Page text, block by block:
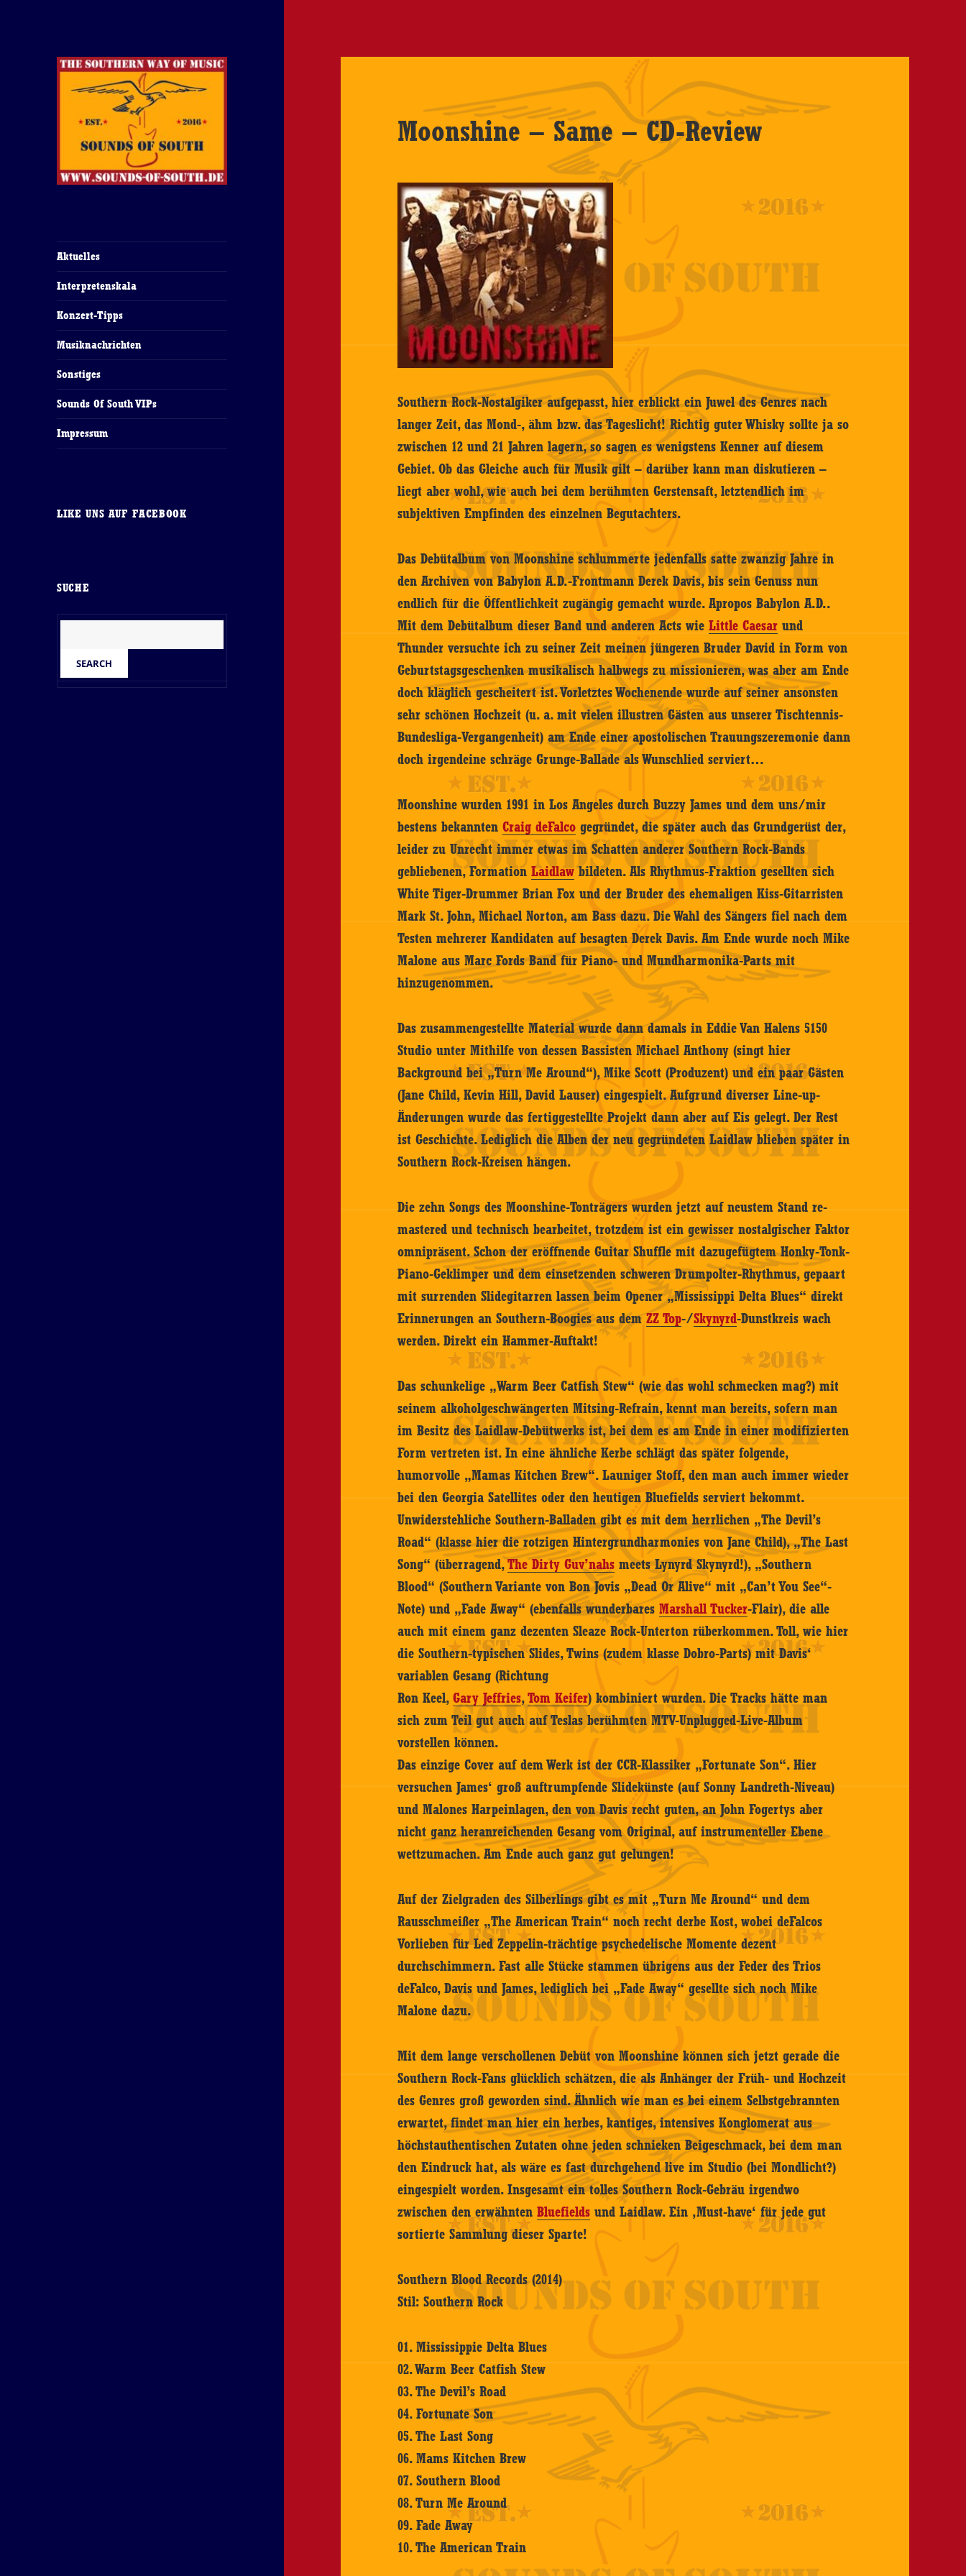
Aktuelles
Interpretenskala
Konzert-Tipps
Musiknachrichten
Sonstiges
Sounds Of South VIPs
Impressum
LIKE UNS AUF FACEBOOK
SUCHE
Moonshine – Same – CD-Review
Southern Rock-Nostalgiker aufgepasst, hier erblickt ein Juwel des Genres nach
langer Zeit, das Mond-, ähm bzw. das Tageslicht! Richtig guter Whisky sollte ja so
zwischen 12 und 21 Jahren lagern, so sagen es wenigstens Kenner auf diesem
Gebiet. Ob das Gleiche auch für Musik gilt – darüber kann man diskutieren –
liegt aber wohl, wie auch bei dem berühmten Gerstensaft, letztendlich im
subjektiven Empfinden des einzelnen Begutachters.
Das Debütalbum von Moonshine schlummerte jedenfalls satte zwanzig Jahre in
den Archiven von Babylon A.D.-Frontmann Derek Davis, bis sein Genuss nun
endlich für die Öffentlichkeit zugängig gemacht wurde. Apropos Babylon A.D..
Mit dem Debütalbum dieser Band und anderen Acts wieLittle Caesar und
Thunder versuchte ich zu seiner Zeit meinen jüngeren Bruder David in Form von
Geburtstagsgeschenken musikalisch halbwegs zu missionieren, was aber am Ende
doch kläglich gescheitert ist. Vorletztes Wochenende wurde auf seiner ansonsten
sehr schönen Hochzeit (u. a. mit vielen illustren Gästen aus unserer Tischtennis-
Bundesliga-Vergangenheit) am Ende einer apostolischen Trauungszeremonie dann
doch irgendeine schräge Grunge-Ballade als Wunschlied serviert…
Moonshine wurden 1991 in Los Angeles durch Buzzy James und dem uns/mir
bestens bekanntenCraig deFalco gegründet, die später auch das Grundgerüst der,
leider zu Unrecht immer etwas im Schatten anderer Southern Rock-Bands
gebliebenen, FormationLaidlawbildeten. Als Rhythmus-Fraktion gesellten sich
White Tiger-Drummer Brian Fox und der Bruder des ehemaligen Kiss-Gitarristen
Mark St. John, Michael Norton, am Bass dazu. Die Wahl des Sängers fiel nach dem
Testen mehrerer Kandidaten auf besagten Derek Davis. Am Ende wurde noch Mike
Malone aus Marc Fords Band für Piano- und Mundharmonika-Parts mit
hinzugenommen.
Das zusammengestellte Material wurde dann damals in Eddie Van Halens 5150
Studio unter Mithilfe von dessen Bassisten Michael Anthony (singt hier
Background bei „Turn Me Around“), Mike Scott (Produzent) und ein paar Gästen
(Jane Child, Kevin Hill, David Lauser) eingespielt. Aufgrund diverser Line-up-
Änderungen wurde das fertiggestellte Projekt dann aber auf Eis gelegt. Der Rest
ist Geschichte. Lediglich die Alben der neu gegründeten Laidlaw blieben später in
Southern Rock-Kreisen hängen.
Die zehn Songs des Moonshine-Tonträgers wurden jetzt auf neustem Stand re-
mastered und technisch bearbeitet, trotzdem ist ein gewisser nostalgischer Faktor
omnipräsent. Schon der eröffnende Guitar Shuffle mit dazugefügtem Honky-Tonk-
Piano-Geklimper und dem einsetzenden schweren Drumpolter-Rhythmus, gepaart
mit surrenden Slidegitarren lassen beim Opener „Mississippi Delta Blues“ direkt
Erinnerungen an Southern-Boogies aus demZZ Top-/Skynyrd-Dunstkreis wach
werden. Direkt ein Hammer-Auftakt!
Das schunkelige „Warm Beer Catfish Stew“ (wie das wohl schmecken mag?) mit
seinem alkoholgeschwängerten Mitsing-Refrain, kennt man bereits, sofern man
im Besitz des Laidlaw-Debütwerks ist, bei dem es am Ende in einer modifizierten
Form vertreten ist. In eine ähnliche Kerbe schlägt das später folgende,
humorvolle „Mamas Kitchen Brew“. Launiger Stoff, den man auch immer wieder
bei den Georgia Satellites oder den heutigen Bluefields serviert bekommt.
Unwiderstehliche Southern-Balladen gibt es mit dem herrlichen „The Devil’s
Road“ (klasse hier die rotzigen Hintergrundharmonies von Jane Child), „The Last
Song“ (überragend,The Dirty Guv’nahs meets Lynyrd Skynyrd!), „Southern
Blood“ (Southern Variante von Bon Jovis „Dead Or Alive“ mit „Can’t You See“-
Note) und „Fade Away“ (ebenfalls wunderbaresMarshall Tucker-Flair), die alle
auch mit einem ganz dezenten Sleaze Rock-Unterton rüberkommen. Toll, wie hier
die Southern-typischen Slides, Twins (zudem klasse Dobro-Parts) mit Davis‘
variablen Gesang (Richtung
Ron Keel,Gary Jeffries,Tom Keifer) kombiniert wurden. Die Tracks hätte man
sich zum Teil gut auch auf Teslas berühmten MTV-Unplugged-Live-Album
vorstellen können.
Das einzige Cover auf dem Werk ist der CCR-Klassiker „Fortunate Son“. Hier
versuchen James‘ groß auftrumpfende Slidekünste (auf Sonny Landreth-Niveau)
und Malones Harpeinlagen, den von Davis recht guten, an John Fogertys aber
nicht ganz heranreichenden Gesang vom Original, auf instrumenteller Ebene
wettzumachen. Am Ende auch ganz gut gelungen!
Auf der Zielgraden des Silberlings gibt es mit „Turn Me Around“ und dem
Rausschmeißer „The American Train“ noch recht derbe Kost, wobei deFalcos
Vorlieben für Led Zeppelin-trächtige psychedelische Momente dezent
durchschimmern. Fast alle Stücke stammen übrigens aus der Feder des Trios
deFalco, Davis und James, lediglich bei „Fade Away“ gesellte sich noch Mike
Malone dazu.
Mit dem lange verschollenen Debüt von Moonshine können sich jetzt gerade die
Southern Rock-Fans glücklich schätzen, die als Anhänger der Früh- und Hochzeit
des Genres groß geworden sind. Ähnlich wie man es bei einem Selbstgebrannten
erwartet, findet man hier ein herbes, kantiges, intensives Konglomerat aus
höchstauthentischen Zutaten ohne jeden schnieken Beigeschmack, bei dem man
den Eindruck hat, als wäre es fast durchgehend live im Studio (bei Mondlicht?)
eingespielt worden. Insgesamt ein tolles Southern Rock-Gebräu irgendwo
zwischen den erwähntenBluefields und Laidlaw. Ein ‚Must-have‘ für jede gut
sortierte Sammlung dieser Sparte!
Southern Blood Records (2014)
Stil: Southern Rock
01. Mississippie Delta Blues
02. Warm Beer Catfish Stew
03. The Devil’s Road
04. Fortunate Son
05. The Last Song
06. Mams Kitchen Brew
07. Southern Blood
08. Turn Me Around
09. Fade Away
10. The American Train